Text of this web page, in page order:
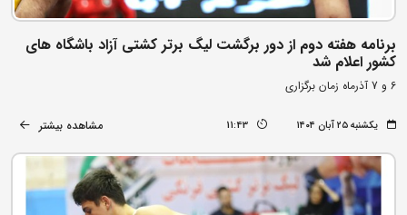
برنامه هفته دوم از دور برگشت لیگ برتر کشتی آزاد باشگاه های
کشور اعلام شد
6 و 7 آذرماه زمان برگزاری
یکشنبه ۲۵ آبان ۱۴۰۴ 11:43 مشاهده بیشتر